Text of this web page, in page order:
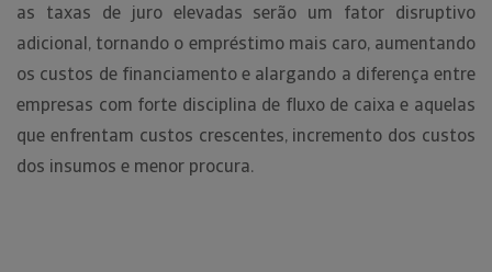
as taxas de juro elevadas serão um fator disruptivo
adicional, tornando o empréstimo mais caro, aumentando
os custos de financiamento e alargando a diferença entre
empresas com forte disciplina de fluxo de caixa e aquelas
que enfrentam custos crescentes, incremento dos custos
dos insumos e menor procura.